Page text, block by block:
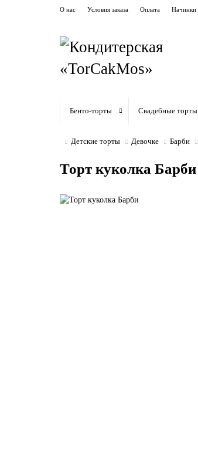
О нас Условия заказа Оплата Начинки
Бенто-торты Свадебные торты
Детские торты Девочке Барби
Торт куколка Барби